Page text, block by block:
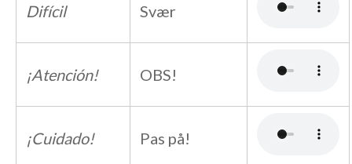
Difícil Svær
¡Atención! OBS!
¡Cuidado! Pas på!